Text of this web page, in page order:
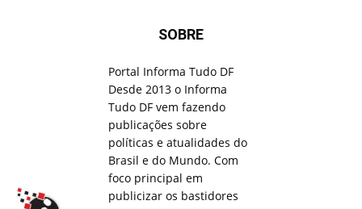
SOBRE
Portal Informa Tudo DF
Desde 2013 o Informa
Tudo DF vem fazendo
publicações sobre
políticas e atualidades do
Brasil e do Mundo. Com
foco principal em
publicizar os bastidores